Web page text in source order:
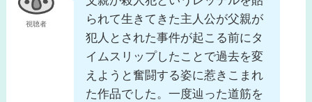
視聴者
られて生きてきた主人公が父親が
犯人とされた事件が起こる前にタ
イムスリップしたことで過去を変
えようと奮闘する姿に惹きこまれ
た作品でした。一度辿った道筋を